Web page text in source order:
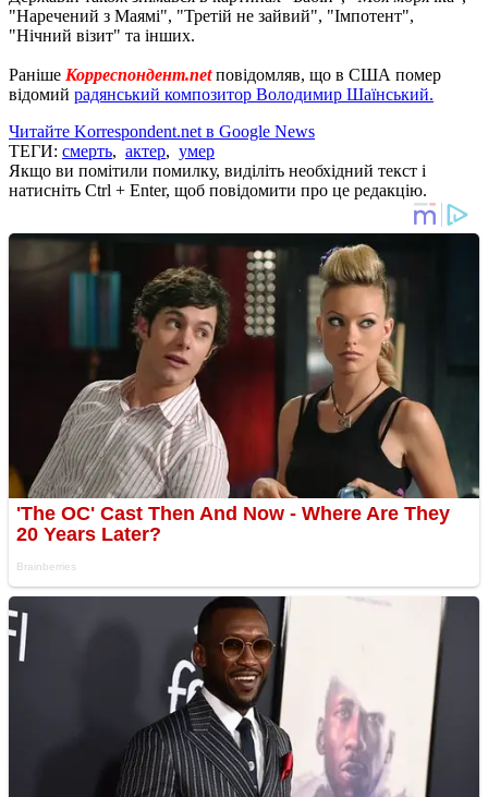
"Наречений з Маямі", "Третій не зайвий", "Імпотент",
"Нічний візит" та інших.
Раніше Корреспондент.netповідомляв, що в США помер
відомий радянський композитор Володимир Шаїнський.
Читайте Korrespondent.net в Google News
ТЕГИ: смерть, актер, умер
Якщо ви помітили помилку, виділіть необхідний текст і
натисніть Ctrl + Enter, щоб повідомити про це редакцію.